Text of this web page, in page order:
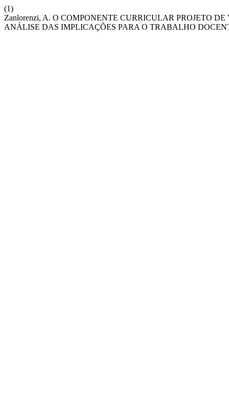
(1)
Zanlorenzi, A. O COMPONENTE CURRICULAR PROJETO
ANÁLISE DAS IMPLICAÇÕES PARA O TRABALHO